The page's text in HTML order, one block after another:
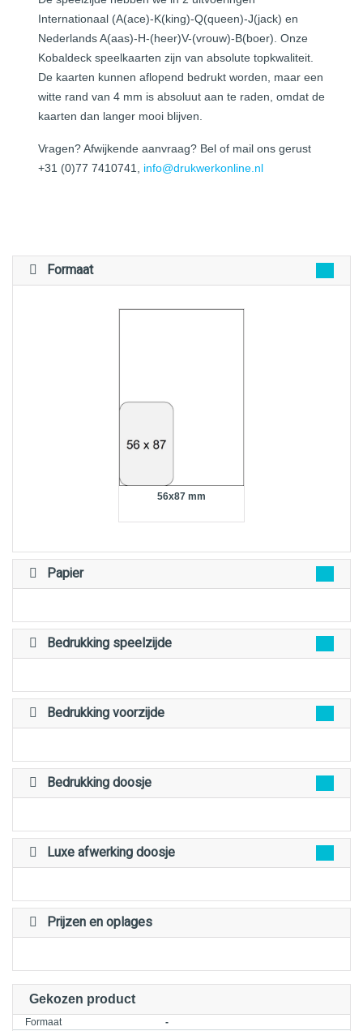
Internationaal (A(ace)-K(king)-Q(queen)-J(jack) en
Nederlands A(aas)-H-(heer)V-(vrouw)-B(boer). Onze
Kobaldeck speelkaarten zijn van absolute topkwaliteit.
De kaarten kunnen aflopend bedrukt worden, maar een
witte rand van 4 mm is absoluut aan te raden, omdat de
kaarten dan langer mooi blijven.
Vragen? Afwijkende aanvraag? Bel of mail ons gerust
+31 (0)77 7410741, info@drukwerkonline.nl
Formaat
56x87 mm
Papier
Bedrukking speelzijde
Bedrukking voorzijde
Bedrukking doosje
Luxe afwerking doosje
Prijzen en oplages
Gekozen product
Formaat -